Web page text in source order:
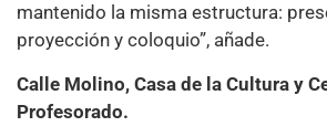
mantenido la misma estructura:
proyección y coloquio”, añade.
Calle Molino, Casa de la Cultura y
Profesorado.